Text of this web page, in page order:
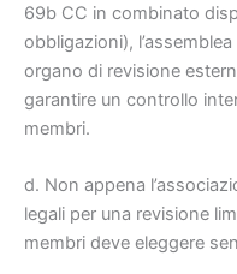
69b CC in combinato
obbligazioni),
organo di revisione
garantire un controllo
membri.
d. Non appena
legali per una revisione
membri deve eleggere